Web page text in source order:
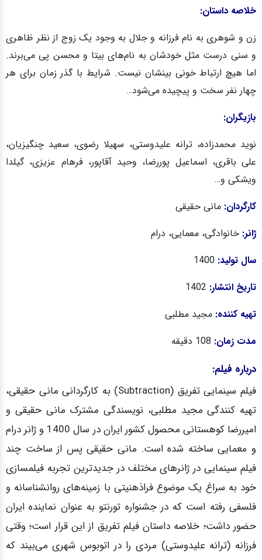
خلاصه داستان:
زن و شوهری به نام فرزانه و جلال به وجود یک زوج از نظر ظاهری
و سنی درست مثل خودشان به نام‌های بیتا و محسن پی می‌برند.
اما هیچ ارتباط خونی بینشان نیست. شرایط با گذر زمان برای هر
چهار نفر سخت و پیچیده می‌شود…
بازیگران:
نوید محمدزاده، ترانه علیدوستی، سهیلا رضوی، سعید چنگیزیان،
علی باقری، اسماعیل پوررضا، وحید آقاپور، فرهام عزیزی، گیلدا
ویشکی و…
کارگردان: مانی حقیقی
ژانر: خانوادگی، معمایی، درام
سال تولید:
تاریخ انتشار:
تهیه کننده: مجید مطلبی
مدت زمان:
درباره فیلم:
فیلم سینمایی تفریق (Subtraction) به کارگردانی مانی حقیقی،
تهیه کنندگی مجید مطلبی، نویسندگی مشترک مانی حقیقی و
امیررضا کوهستانی محصول کشور ایران در سال 1400 و ژانر درام
و معمایی ساخته شده است. مانی حقیقی پس از ساخت چند
فیلم سینمایی در ژانرهای مختلف در جدیدترین تجربه فیلمسازی
خود به سراغ یک موضوع فراذهنیتی با زمینه‌های روانشناسانه و
فلسفی رفته است که در جشنواره تورنتو به عنوان نماینده ایران
حضور داشت؛ خلاصه داستان فیلم تفریق از این قرار است؛ وقتی
فرزانه (ترانه علیدوستی) مردی را در اتوبوس شهری می‌بیند که